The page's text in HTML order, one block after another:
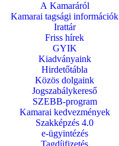
A Kamaráról
Kamarai tagsági információk
Irattár
Friss hírek
GYIK
Kiadványaink
Hirdetőtábla
Közös dolgaink
Jogszabálykereső
SZEBB-program
Kamarai kedvezmények
Szakképzés 4.0
e-ügyintézés
Tagdíjfizetés